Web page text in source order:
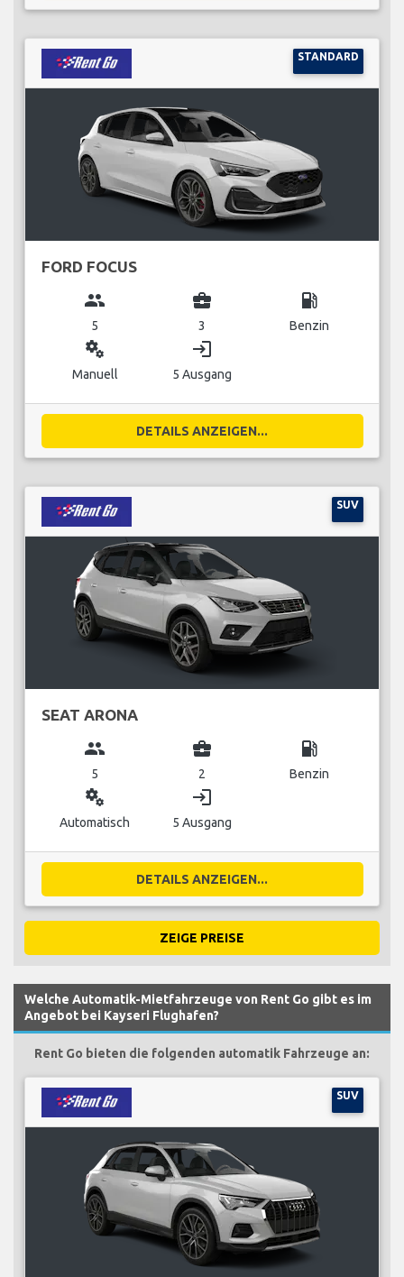
STANDARD
FORD FOCUS
group
5
business_center
3
local_gas_station
Benzin
miscellaneous_services
Manuell
login
5 Ausgang
DETAILS ANZEIGEN...
SUV
SEAT ARONA
group
5
business_center
2
local_gas_station
Benzin
miscellaneous_services
Automatisch
login
5 Ausgang
DETAILS ANZEIGEN...
ZEIGE PREISE
Welche Automatik-Mietfahrzeuge von Rent Go gibt es im
Angebot bei Kayseri Flughafen?
Rent Go bieten die folgenden automatik Fahrzeuge an:
SUV